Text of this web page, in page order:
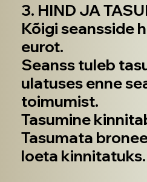
3. HIND JA
Kõigi seansside
eurot.
Seanss tuleb
ulatuses enne
toimumist.
Tasumine
Tasumata
loeta kinnitatuks.